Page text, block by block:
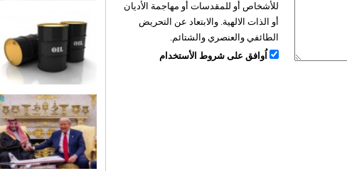
للأشخاص أو للمقدسات أو مهاجمة الأديان
أو الذات الالهية. والابتعاد عن التحريض
الطائفي والعنصري والشتائم.
اُوافق على شروط الأستخدام